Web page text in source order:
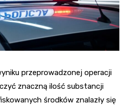
przeprowadzonej operacji
znaczną ilość substancji
środków znalazły się